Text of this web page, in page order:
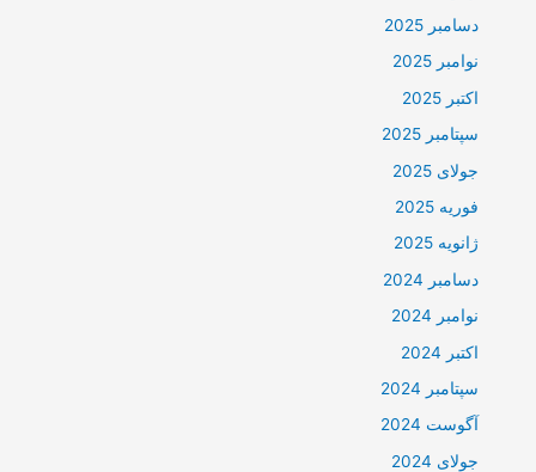
دسامبر 2025
نوامبر 2025
اکتبر 2025
سپتامبر 2025
جولای 2025
فوریه 2025
ژانویه 2025
دسامبر 2024
نوامبر 2024
اکتبر 2024
سپتامبر 2024
آگوست 2024
جولای 2024